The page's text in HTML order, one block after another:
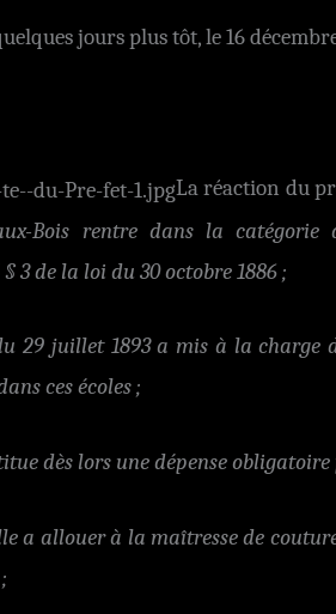
jours plus tôt, le 16
La réaction du
Bois rentre dans la
3 de la loi du 30 octobre 1886 ;
29 juillet 1893 a mis à la charge
ces écoles ;
dès lors une dépense
a allouer à la maîtresse de